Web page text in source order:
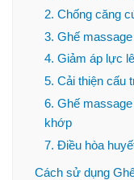
2. Chống căng
3. Ghế
4. Giảm áp lực
5. Cải thiện cấu
6. Ghế
khớp
7. Điều hòa
Cách sử dụng